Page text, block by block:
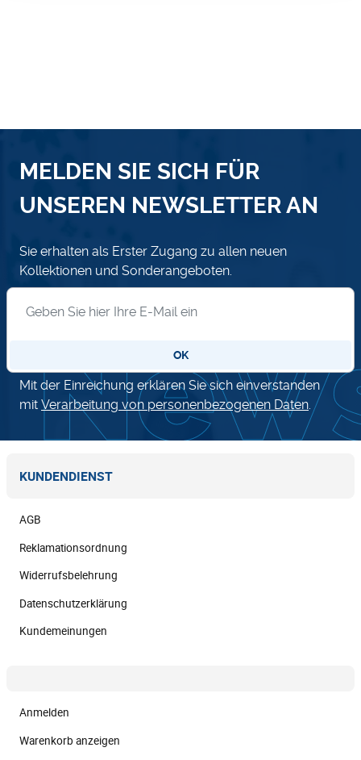
MELDEN SIE SICH FÜR
UNSEREN NEWSLETTER AN
Sie erhalten als Erster Zugang zu allen neuen
Kollektionen und Sonderangeboten.
OK
Mit der Einreichung erklären Sie sich einverstanden
mit Verarbeitung von personenbezogenen Daten.
KUNDENDIENST
AGB
Reklamationsordnung
Widerrufsbelehrung
Datenschutzerklärung
Kundemeinungen
Anmelden
Warenkorb anzeigen